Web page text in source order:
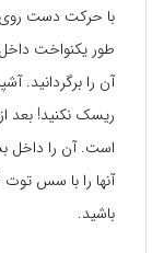
با حرکت دست روی
طور یکنواخت
آن را برگردانید.
ریسک نکنید! بعد
است. آن را داخل
آنها را با سس توت
باشید.